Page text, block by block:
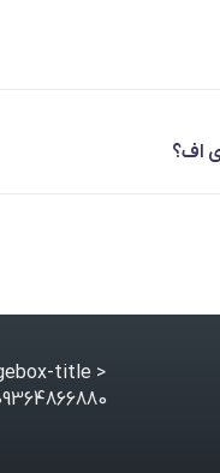
< class="gt3-core-imagebox-title">
mahancabinet.ir@gmail.com